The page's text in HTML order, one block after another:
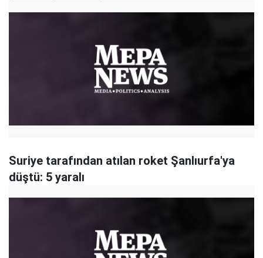
Suriye tarafından atılan roket Şanlıurfa'ya
düştü: 5 yaralı